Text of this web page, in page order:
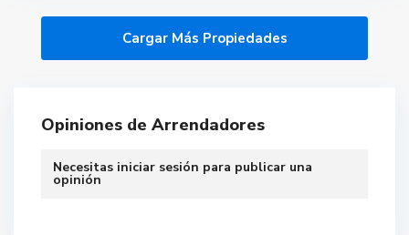
Opiniones de Arrendadores
Necesitas iniciar sesión para publicar una
opinión